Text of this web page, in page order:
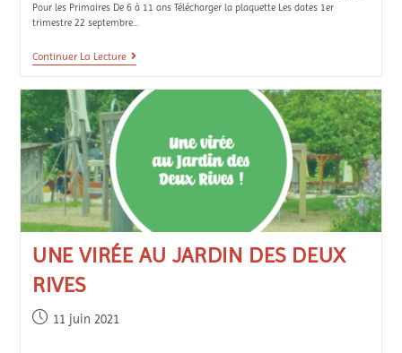
Pour les Primaires De 6 à 11 ans Télécharger la plaquette Les dates 1er
trimestre 22 septembre…
Continuer La Lecture
UNE VIRÉE AU JARDIN DES DEUX
RIVES
11 juin 2021